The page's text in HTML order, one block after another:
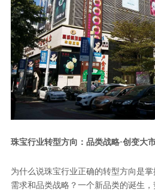
珠宝行业转型方向：品类战略·创变大
为什么说珠宝行业正确的转型方向是
需求和品类战略？一个新品类的诞生